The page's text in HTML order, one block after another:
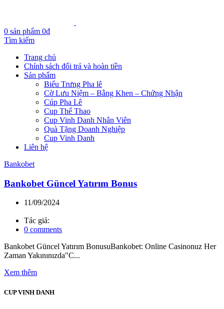
0 sản phẩm 0₫
Tìm kiếm
Trang chủ
Chính sách đổi trả và hoàn tiền
Sản phẩm
Biểu Trưng Pha lê
Cờ Lưu Niệm – Bằng Khen – Chứng Nhận
Cúp Pha Lê
Cup Thể Thao
Cup Vinh Danh Nhân Viên
Quà Tặng Doanh Nghiệp
Cup Vinh Danh
Liên hệ
Bankobet
Bankobet Güncel Yatırım Bonus
11/09/2024
Tác giả:
0 comments
Bankobet Güncel Yatırım BonusuBankobet: Online Casinonuz Her
Zaman Yakınınızda"C...
Xem thêm
CUP VINH DANH